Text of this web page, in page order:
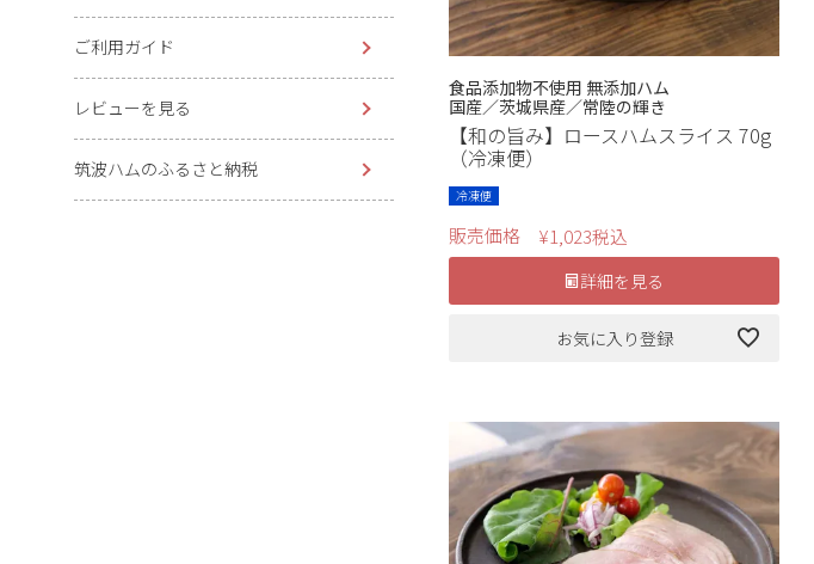
ご利用ガイド
レビューを見る
筑波ハムのふるさと納税
食品添加物不使用 無添加ハム
国産／茨城県産／常陸の輝き
【和の旨み】ロースハムスライス 70g
（冷凍便）
冷凍便
販売価格 ¥1,023税込
詳細を見る
お気に入り登録